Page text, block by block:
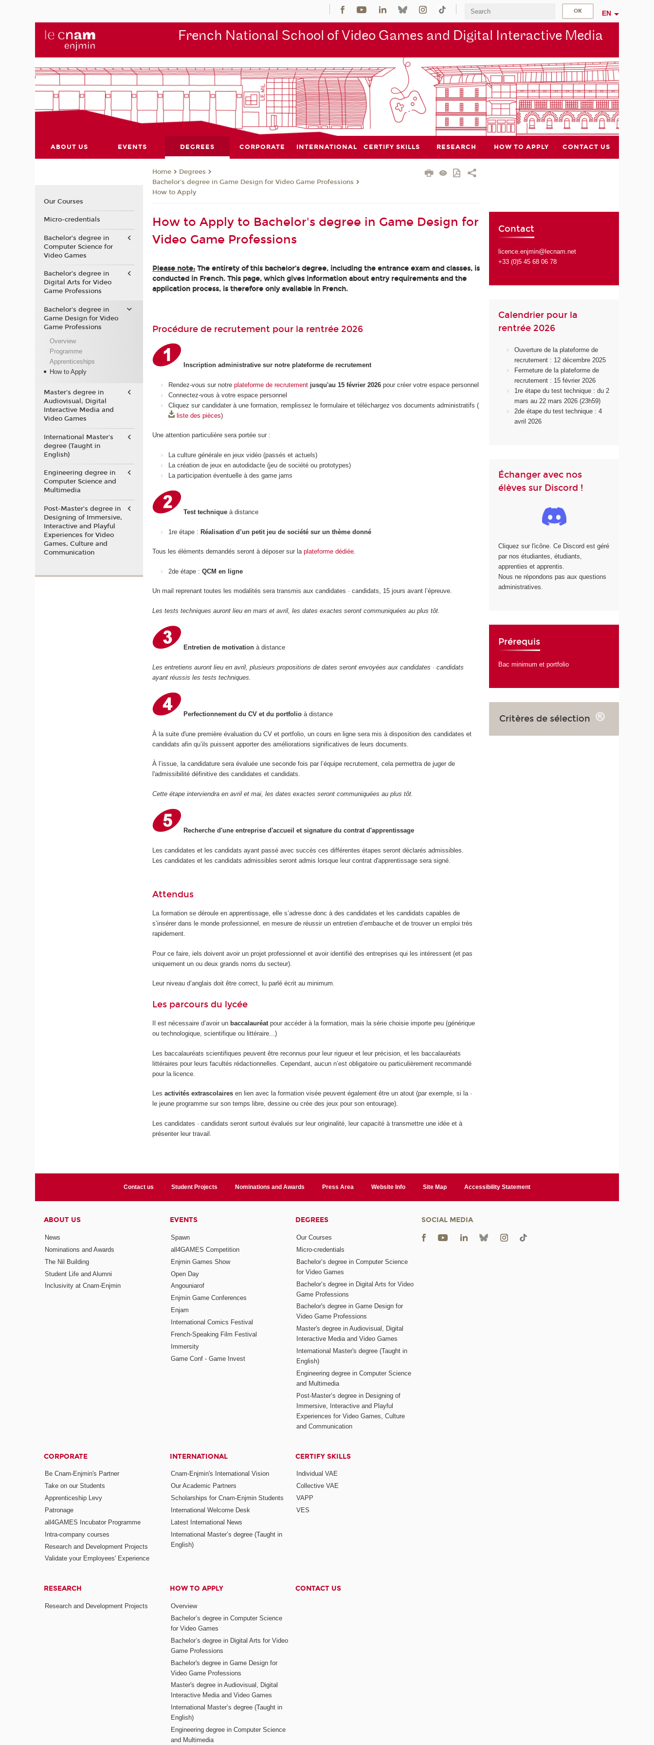
EN
French National School of Video Games and Digital Interactive Media
ABOUT US EVENTS DEGREES CORPORATE INTERNATIONAL CERTIFY SKILLS RESEARCH HOW TO APPLY CONTACT US
Home
Degrees
Bachelor's degree in Game Design for Video Game Professions
How to Apply
How to Apply to Bachelor's degree in Game Design for
Video Game Professions
Please note: The entirety of this bachelor’s degree, including the entrance exam and classes, is
conducted in French. This page, which gives information about entry requirements and the
application process, is therefore only available in French.
Procédure de recrutement pour la rentrée 2026
Inscription administrative sur notre plateforme de recrutement
Rendez-vous sur notre plateforme de recrutement jusqu'au 15 février 2026pour créer votre espace personnel
Connectez-vous à votre espace personnel
Cliquez sur candidater à une formation, remplissez le formulaire et téléchargez vos documents administratifs (
liste des pièces)
Une attention particulière sera portée sur :
La culture générale en jeux vidéo (passés et actuels)
La création de jeux en autodidacte (jeu de société ou prototypes)
La participation éventuelle à des game jams
Test technique à distance
1re étape : Réalisation d’un petit jeu de société sur un thème donné
Tous les éléments demandés seront à déposer sur laplateforme dédiée.
2de étape : QCM en ligne
Un mail reprenant toutes les modalités sera transmis aux candidates · candidats, 15 jours avant l’épreuve.
Les tests techniques auront lieu en mars et avril, les dates exactes seront communiquées au plus tôt.
Entretien de motivationà distance
Les entretiens auront lieu en avril, plusieurs propositions de dates seront envoyées aux candidates · candidats
ayant réussis les tests techniques.
Perfectionnement du CV et du portfolioà distance
À la suite d'une première évaluation du CV et portfolio, un cours en ligne sera mis à disposition des candidates et
candidats afin qu’ils puissent apporter des améliorations significatives de leurs documents.
À l’issue, la candidature sera évaluée une seconde fois par l’équipe recrutement, cela permettra de juger de
l'admissibilité définitive des candidates et candidats.
Cette étape interviendra en avril et mai, les dates exactes seront communiquées au plus tôt.
Recherche d'une entreprise d'accueil et signature du contrat d'apprentissage
Les candidates et les candidats ayant passé avec succès ces différentes étapes seront déclarés admissibles.
Les candidates et les candidats admissibles seront admis lorsque leur contrat d'apprentissage sera signé.
Attendus
La formation se déroule en apprentissage, elle s’adresse donc à des candidates et les candidats capables de
s’insérer dans le monde professionnel, en mesure de réussir un entretien d’embauche et de trouver un emploi très
rapidement.
Pour ce faire, iels doivent avoir un projet professionnel et avoir identifié des entreprises qui les intéressent (et pas
uniquement un ou deux grands noms du secteur).
Leur niveau d’anglais doit être correct, lu parlé écrit au minimum.
Les parcours du lycée
Il est nécessaire d’avoir un baccalauréatpour accéder à la formation, mais la série choisie importe peu (générique
ou technologique, scientifique ou littéraire...)
Les baccalauréats scientifiques peuvent être reconnus pour leur rigueur et leur précision, et les baccalauréats
littéraires pour leurs facultés rédactionnelles. Cependant, aucun n’est obligatoire ou particulièrement recommandé
pour la licence.
Lesactivités extrascolaires en lien avec la formation visée peuvent également être un atout (par exemple, si la ·
le jeune programme sur son temps libre, dessine ou crée des jeux pour son entourage).
Les candidates · candidats seront surtout évalués sur leur originalité, leur capacité à transmettre une idée et à
présenter leur travail.
Contact
licence.enjmin@lecnam.net
+33 (0)5 45 68 06 78
Calendrier pour la
rentrée 2026
Ouverture de la plateforme de
recrutement : 12 décembre 2025
Fermeture de la plateforme de
recrutement : 15 février 2026
1re étape du test technique : du 2
mars au 22 mars 2026 (23h59)
2de étape du test technique : 4
avril 2026
Échanger avec nos
élèves sur Discord !
Cliquez sur l'icône. Ce Discord est géré
par nos étudiantes, étudiants,
apprenties et apprentis.
Nous ne répondons pas aux questions
administratives.
Prérequis
Bac minimum et portfolio
Critères de sélection
Our Courses
Micro-credentials
Bachelor’s degree in
Computer Science for
Video Games
Bachelor’s degree in
Digital Arts for Video
Game Professions
Bachelor's degree in
Game Design for Video
Game Professions
Overview
Programme
Apprenticeships
How to Apply
Master's degree in
Audiovisual, Digital
Interactive Media and
Video Games
International Master's
degree (Taught in
English)
Engineering degree in
Computer Science and
Multimedia
Post-Master’s degree in
Designing of Immersive,
Interactive and Playful
Experiences for Video
Games, Culture and
Communication
Contact us Student Projects Nominations and Awards Press Area Website Info Site Map Accessibility Statement
ABOUT US
News
Nominations and Awards
The Nil Building
Student Life and Alumni
Inclusivity at Cnam-Enjmin
EVENTS
Spawn
all4GAMES Competition
Enjmin Games Show
Open Day
Angouniarof
Enjmin Game Conferences
Enjam
International Comics Festival
French-Speaking Film Festival
Immersity
Game Conf - Game Invest
DEGREES
Our Courses
Micro-credentials
Bachelor’s degree in Computer Science
for Video Games
Bachelor’s degree in Digital Arts for Video
Game Professions
Bachelor's degree in Game Design for
Video Game Professions
Master's degree in Audiovisual, Digital
Interactive Media and Video Games
International Master's degree (Taught in
English)
Engineering degree in Computer Science
and Multimedia
Post-Master’s degree in Designing of
Immersive, Interactive and Playful
Experiences for Video Games, Culture
and Communication
CORPORATE
Be Cnam-Enjmin's Partner
Take on our Students
Apprenticeship Levy
Patronage
all4GAMES Incubator Programme
Intra-company courses
Research and Development Projects
Validate your Employees' Experience
INTERNATIONAL
Cnam-Enjmin's International Vision
Our Academic Partners
Scholarships for Cnam-Enjmin Students
International Welcome Desk
Latest International News
International Master’s degree (Taught in
English)
CERTIFY SKILLS
Individual VAE
Collective VAE
VAPP
VES
RESEARCH
Research and Development Projects
HOW TO APPLY
Overview
Bachelor’s degree in Computer Science
for Video Games
Bachelor’s degree in Digital Arts for Video
Game Professions
Bachelor's degree in Game Design for
Video Game Professions
Master's degree in Audiovisual, Digital
Interactive Media and Video Games
International Master’s degree (Taught in
English)
Engineering degree in Computer Science
and Multimedia
CONTACT US
SOCIAL MEDIA